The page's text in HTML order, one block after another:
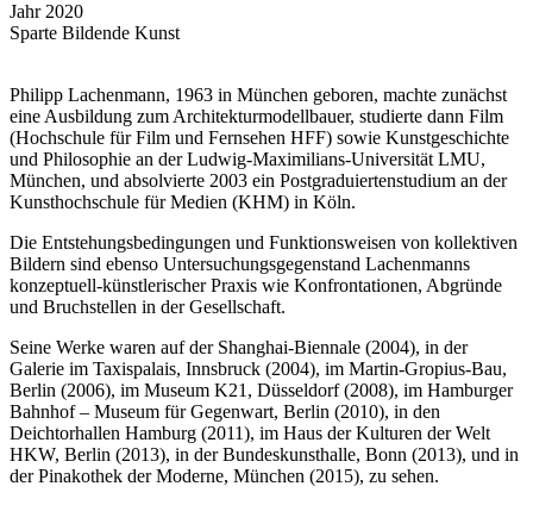
Jahr 2020
Sparte Bildende Kunst
Philipp Lachenmann, 1963 in München geboren, machte zunächst
eine Ausbildung zum Architekturmodellbauer, studierte dann Film
(Hochschule für Film und Fernsehen HFF) sowie Kunstgeschichte
und Philosophie an der Ludwig-Maximilians-Universität LMU,
München, und absolvierte 2003 ein Postgraduiertenstudium an der
Kunsthochschule für Medien (KHM) in Köln.
Die Entstehungsbedingungen und Funktionsweisen von kollektiven
Bildern sind ebenso Untersuchungsgegenstand Lachenmanns
konzeptuell-künstlerischer Praxis wie Konfrontationen, Abgründe
und Bruchstellen in der Gesellschaft.
Seine Werke waren auf der Shanghai-Biennale (2004), in der
Galerie im Taxispalais, Innsbruck (2004), im Martin-Gropius-Bau,
Berlin (2006), im Museum K21, Düsseldorf (2008), im Hamburger
Bahnhof – Museum für Gegenwart, Berlin (2010), in den
Deichtorhallen Hamburg (2011), im Haus der Kulturen der Welt
HKW, Berlin (2013), in der Bundeskunsthalle, Bonn (2013), und in
der Pinakothek der Moderne, München (2015), zu sehen.